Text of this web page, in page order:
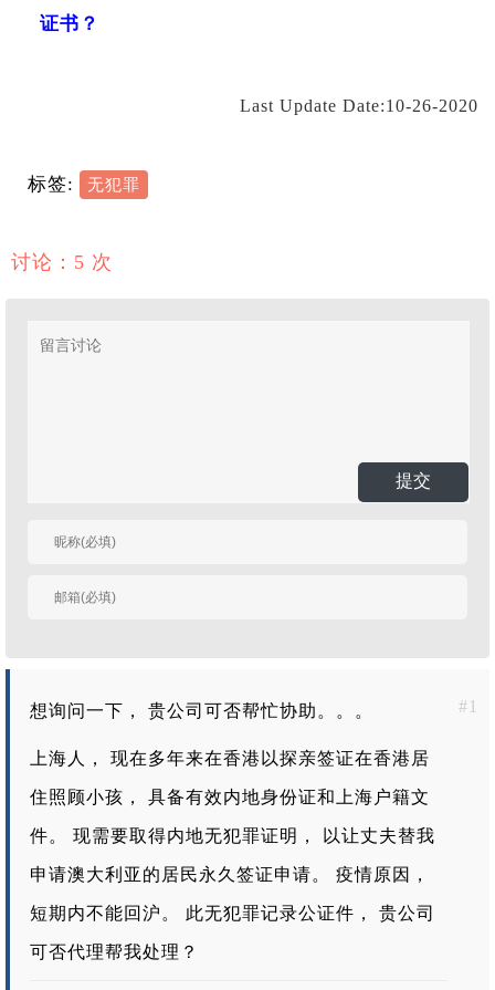
证书？
Last Update Date:10-26-2020
标签: 无犯罪
讨论：5 次
有人回复时邮件通知
提交
#1
想询问一下， 贵公司可否帮忙协助。。。
上海人， 现在多年来在香港以探亲签证在香港居
住照顾小孩， 具备有效内地身份证和上海户籍文
件。 现需要取得内地无犯罪证明， 以让丈夫替我
申请澳大利亚的居民永久签证申请。 疫情原因，
短期内不能回沪。 此无犯罪记录公证件， 贵公司
可否代理帮我处理？